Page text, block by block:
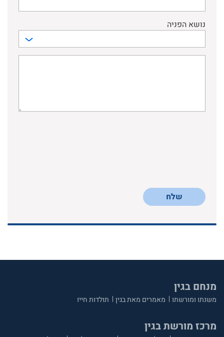
נושא הפניה
שלח
מנחם בגין
משנתו ומורשתו מאמרים מאת בגין תולדות חייו
מרכז מורשת בגין